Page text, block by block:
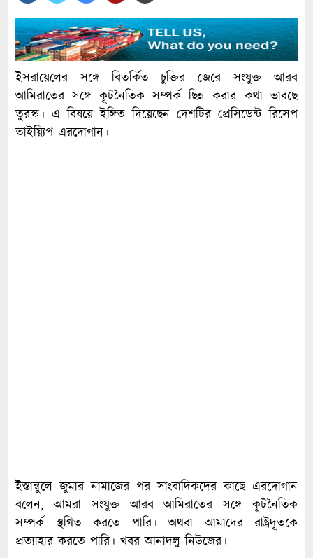
ইসরায়েলের সঙ্গে বিতর্কিত চুক্তির জেরে সংযুক্ত আরব
আমিরাতের সঙ্গে কূটনৈতিক সম্পর্ক ছিন্ন করার কথা ভাবছে
তুরস্ক। এ বিষয়ে ইঙ্গিত দিয়েছেন দেশটির প্রেসিডেন্ট রিসেপ
তাইয়্যিপ এরদোগান।
ইস্তান্বুলে জুমার নামাজের পর সাংবাদিকদের কাছে এরদোগান
বলেন, আমরা সংযুক্ত আরব আমিরাতের সঙ্গে কূটনৈতিক
সম্পর্ক স্থগিত করতে পারি। অথবা আমাদের রাষ্ট্রদূতকে
প্রত্যাহার করতে পারি। খবর আনাদলু নিউজের।